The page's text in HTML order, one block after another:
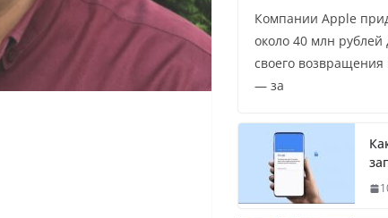
Компании Apple
около 40 млн рублей
своего
— за